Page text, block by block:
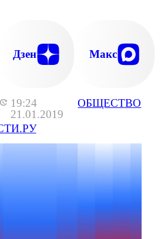
19:24
21.01.2019
ОБЩЕСТВО
Дзен Макс